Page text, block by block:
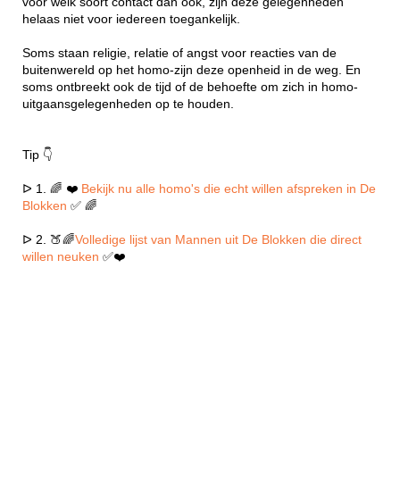
helaas niet voor iedereen toegankelijk.
Soms staan religie, relatie of angst voor reacties van de
buitenwereld op het homo-zijn deze openheid in de weg. En
soms ontbreekt ook de tijd of de behoefte om zich in homo-
uitgaansgelegenheden op te houden.
Tip 👇
ᐅ 1. 🌈 ❤️ Bekijk nu alle homo's die echt willen afspreken in De
Blokken ✅ 🌈
ᐅ 2. 🍑🌈Volledige lijst van Mannen uit De Blokken die direct
willen neuken ✅❤️